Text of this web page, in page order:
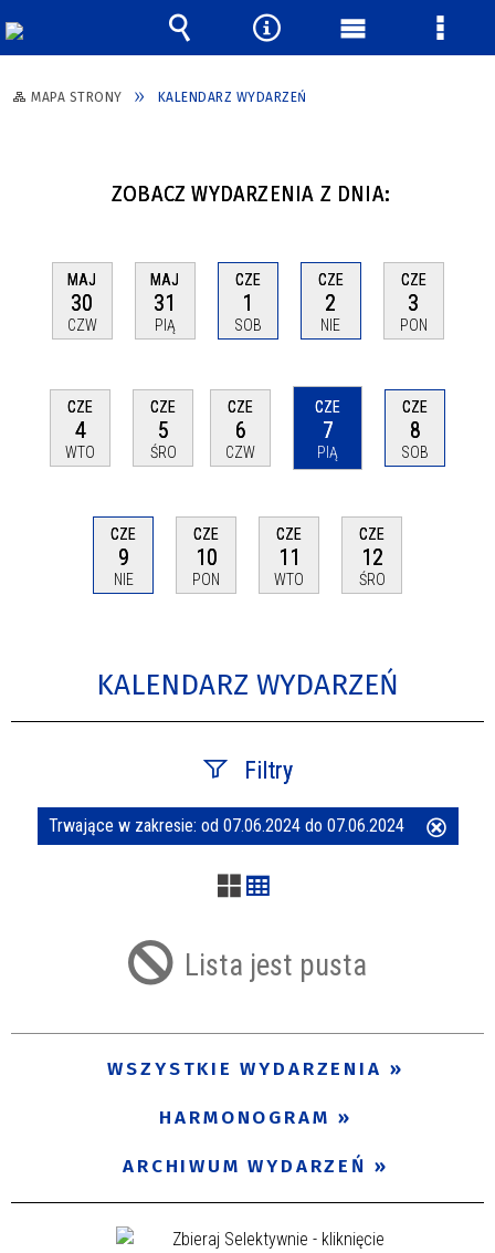
MAPA STRONY KALENDARZ WYDARZEŃ
ZOBACZ WYDARZENIA Z DNIA:
MAJ
30
CZW
MAJ
31
PIĄ
CZE
1
SOB
CZE
2
NIE
CZE
3
PON
CZE
4
WTO
CZE
5
ŚRO
CZE
6
CZW
CZE
7
PIĄ
CZE
8
SOB
CZE
9
NIE
CZE
10
PON
CZE
11
WTO
CZE
12
ŚRO
KALENDARZ WYDARZEŃ
Filtry
Szukana fraza
Trwające w zakresie: od 07.06.2024 do 07.06.2024
Lista jest pusta
WSZYSTKIE WYDARZENIA
HARMONOGRAM
ARCHIWUM WYDARZEŃ
Wyszukiwarka
NarzędziaMenu
Menu